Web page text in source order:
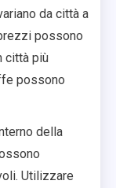
da città a
possono
città più
possono
della
Utilizzare